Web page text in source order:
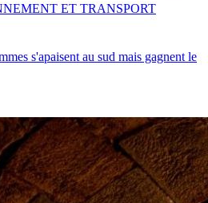
s'apaisent au sud mais gagnent le
ET TRANSPORT